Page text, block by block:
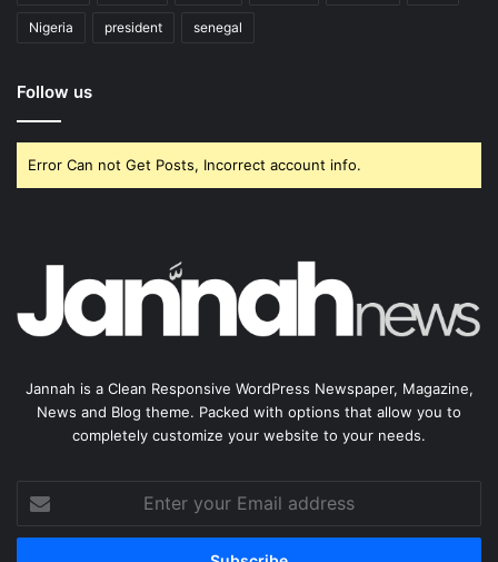
Nigeria president senegal
Follow us
Error Can not Get Posts, Incorrect account info.
Jannah is a Clean Responsive WordPress Newspaper, Magazine,
News and Blog theme. Packed with options that allow you to
completely customize your website to your needs.
your
Email